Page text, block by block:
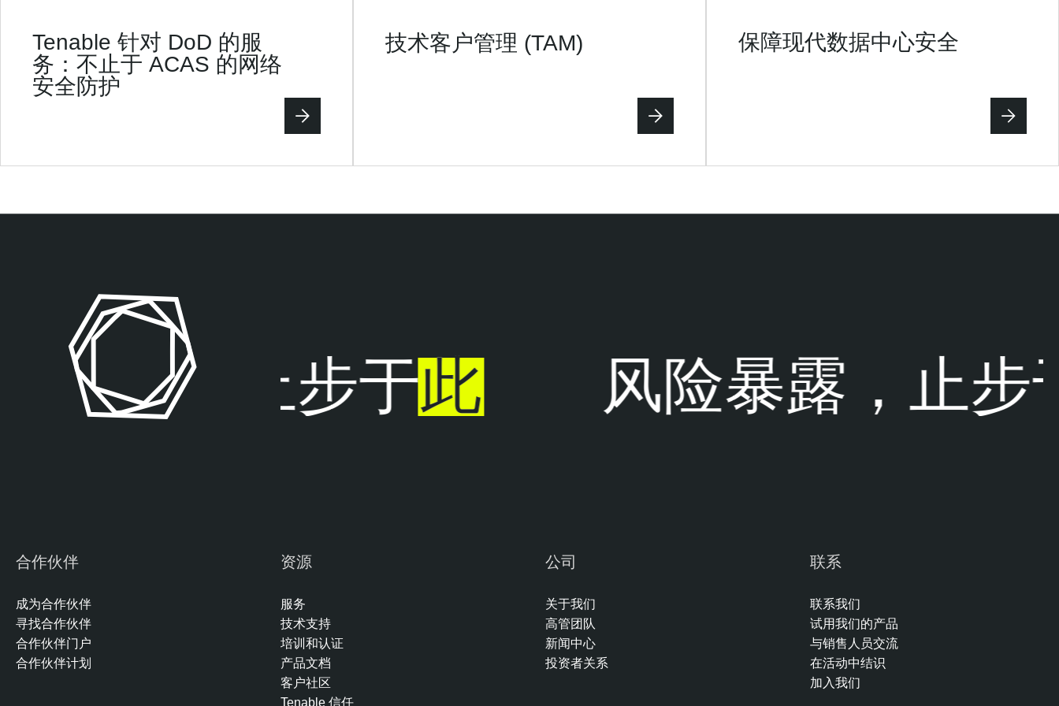
Tenable 针对 DoD 的服
务： 不止于 ACAS 的网络
安全防护
技术客户管理 (TAM) 保障现代数据中心安全
暴露，止步于此 风险暴露，止步
合作伙伴
成为合作伙伴
寻找合作伙伴
合作伙伴门户
合作伙伴计划
资源
服务
技术支持
培训和认证
产品文档
客户社区
Tenable 信任
公司
关于我们
高管团队
新闻中心
投资者关系
联系
联系我们
试用我们的产品
与销售人员交流
在活动中结识
加入我们